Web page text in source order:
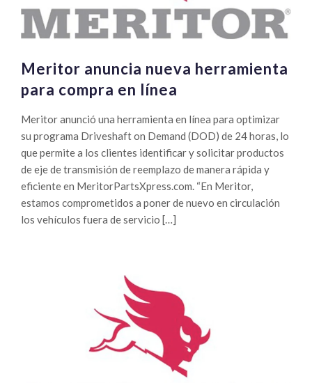
Meritor anuncia nueva herramienta
para compra en línea
Meritor anunció una herramienta en línea para optimizar
su programa Driveshaft on Demand (DOD) de 24 horas, lo
que permite a los clientes identificar y solicitar productos
de eje de transmisión de reemplazo de manera rápida y
eficiente en MeritorPartsXpress.com. “En Meritor,
estamos comprometidos a poner de nuevo en circulación
los vehículos fuera de servicio […]